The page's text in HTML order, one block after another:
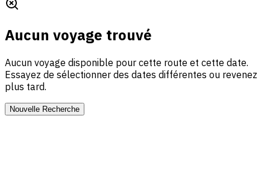
Aucun voyage trouvé
Aucun voyage disponible pour cette route et cette date.
Essayez de sélectionner des dates différentes ou revenez
plus tard.
Nouvelle Recherche